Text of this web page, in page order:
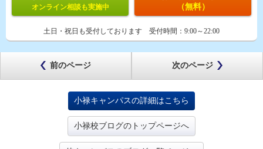
オンライン相談も実施中 （無料）
土日・祝日も受付しております 受付時間： 9:00～22:00
前のページ 次のページ
小禄キャンパスの詳細はこちら
小禄校ブログのトップページへ